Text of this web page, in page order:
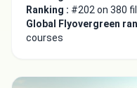
Ranking : #202 on 380
Global Flyovergreen
courses